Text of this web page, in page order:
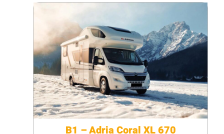
B1 – Adria Coral XL 670